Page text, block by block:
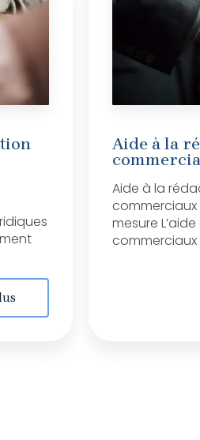
Aide à la
Aide à la
commerciaux
mesure
commerciaux